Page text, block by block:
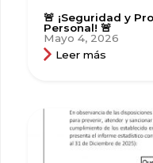
🚨 ¡Seguridad y
Personal! 🚨
Mayo 4, 2026
Leer más